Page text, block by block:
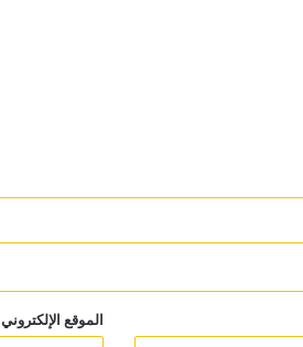
الموقع الإلكتروني